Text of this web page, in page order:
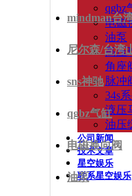
qgbz
电磁
油泵
高压
角座
脉冲
34s
液压
油压
公司新闻
技术文章
星空娱乐
联系星空娱乐
mindman台
尼尔森/台湾
sns神驰
qgbz气缸
电磁换向阀
油泵